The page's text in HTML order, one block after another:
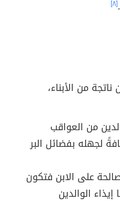
[٨]
من الأبناء،
من العواقب
لجهله بفضائل البر
على الابن فتكون
الوالدين